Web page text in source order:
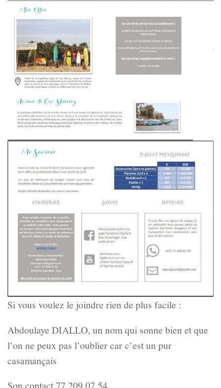
Si vous voulez le joindre rien de plus facile :
Abdoulaye DIALLO, un nom qui sonne bien et que
l’on ne peux pas l’oublier car c’est un pur
casamançais